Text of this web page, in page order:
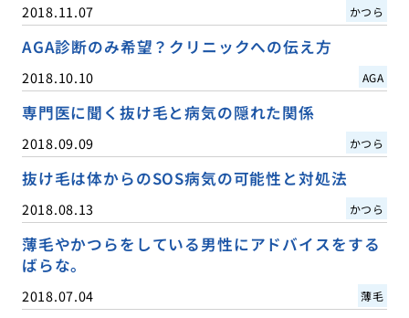
2018.11.07 かつら
AGA診断のみ希望？クリニックへの伝え方
2018.10.10 AGA
専門医に聞く抜け毛と病気の隠れた関係
2018.09.09 かつら
抜け毛は体からのSOS病気の可能性と対処法
2018.08.13 かつら
薄毛やかつらをしている男性にアドバイスをする
ばらな。
2018.07.04 薄毛